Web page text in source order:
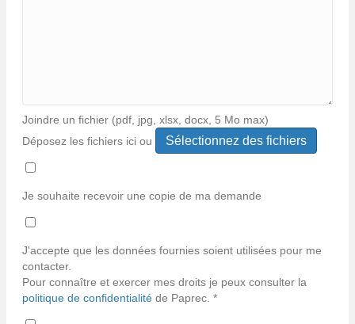
Joindre un fichier (pdf, jpg, xlsx, docx, 5 Mo max)
Déposez les fichiers ici ou
Types
de
fichiers
pdf,
jpeg,
xlsx,
docx.
Je souhaite recevoir une copie de ma demande
J'accepte que les données fournies soient utilisées pour me
contacter.
Pour connaître et exercer mes droits je peux consulter la
politique de confidentialité de Paprec. *